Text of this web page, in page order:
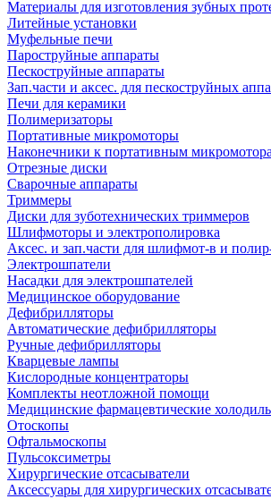
Материалы для изготовления зубных
Литейные установки
Муфельные печи
Пароструйные аппараты
Пескоструйные аппараты
Зап.части и аксес. для пескоструйных
Печи для керамики
Полимеризаторы
Портативные микромоторы
Наконечники к портативным
Отрезные диски
Сварочные аппараты
Триммеры
Диски для зуботехнических триммеров
Шлифмоторы и электрополировка
Аксес. и зап.части для шлифмот-в и
Электрошпатели
Насадки для электрошпателей
Медицинское оборудование
Дефибрилляторы
Автоматические дефибрилляторы
Ручные дефибрилляторы
Кварцевые лампы
Кислородные концентраторы
Комплекты неотложной помощи
Медицинские фармацевтические
Отоскопы
Офтальмоскопы
Пульсоксиметры
Хирургические отсасыватели
Аксессуары для хирургических